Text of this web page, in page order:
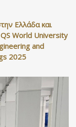
Ελλάδα και
World University
and
2025